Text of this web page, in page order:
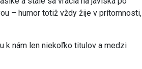
– humor totiž vždy žije v prítomnosti,
k nám len niekoľko titulov a medzi